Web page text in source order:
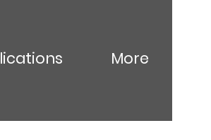
More